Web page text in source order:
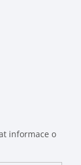
informace o